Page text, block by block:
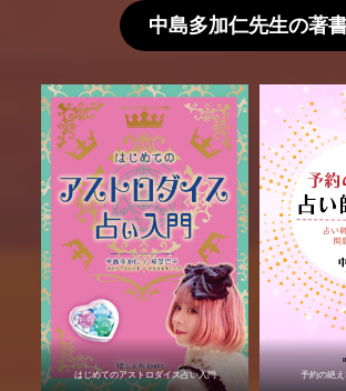
中島多加仁先生の著
はじめてのアストロダイス占い入門 予約の絶